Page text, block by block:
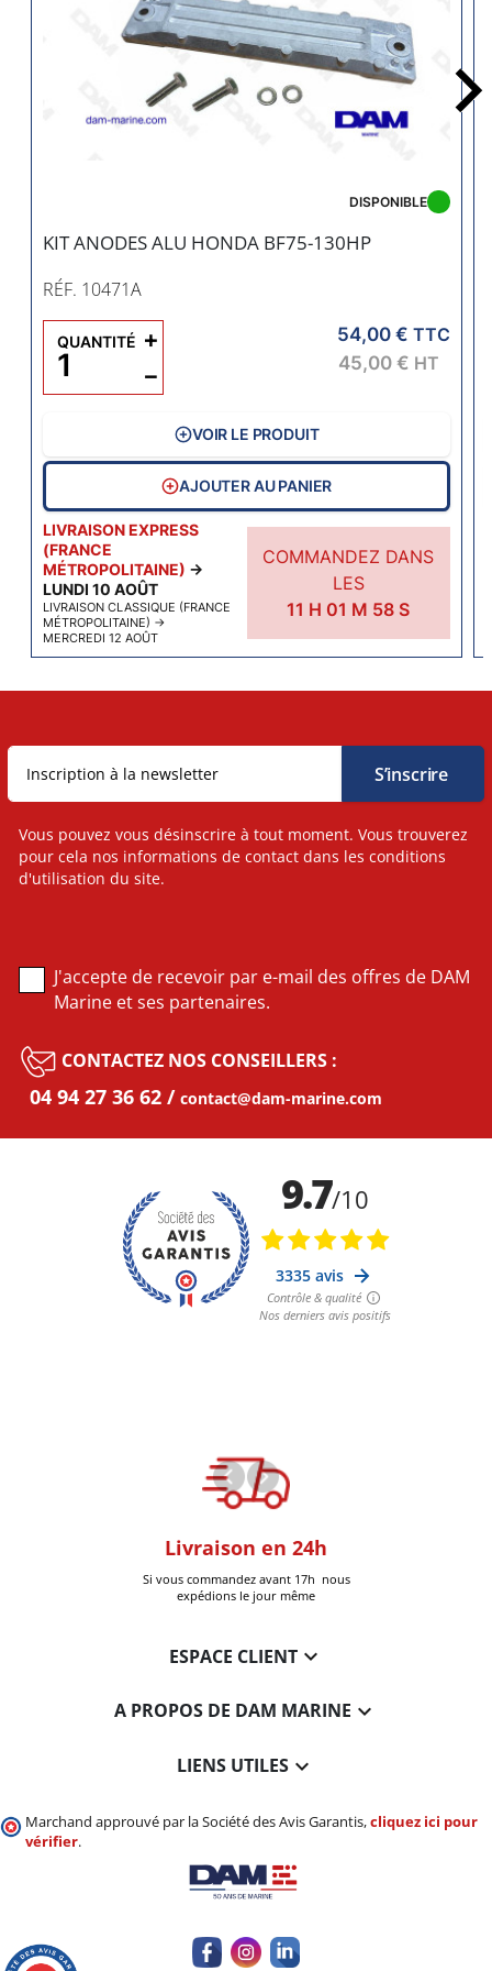
KIT ANODES ALU HONDA BF75-130HP
RÉF. 10471A
LIVRAISON EXPRESS
(FRANCE
MÉTROPOLITAINE) →
LUNDI 10 AOÛT
LIVRAISON CLASSIQUE (FRANCE
MÉTROPOLITAINE) →
MERCREDI 12 AOÛT
COMMANDEZ DANS
LES
11 H 01 M 58 S
DISPONIBLE
54,00 € TTC
45,00 € HT
QUANTITÉ
−
+
VOIR LE PRODUIT
AJOUTER AU PANIER
Livraison en 24h
Si vous commandez avant 17h nous
expédions le jour même
Vous pouvez vous désinscrire à tout moment. Vous trouverez
pour cela nos informations de contact dans les conditions
d'utilisation du site.
J'accepte de recevoir par e-mail des offres de DAM
Marine et ses partenaires.
CONTACTEZ NOS CONSEILLERS :
04 94 27 36 62 contact@dam-marine.com
ESPACE CLIENT
A PROPOS DE DAM MARINE 
LIENS UTILES 
Marchand approuvé par la Société des Avis Garantis,cliquez ici pour
vérifier.